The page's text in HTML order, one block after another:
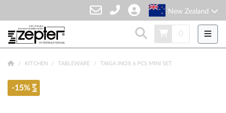
New Zealand
0
KITCHEN TABLEWARE TAIGA INOX 6 PCS MINI SET
-15%